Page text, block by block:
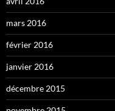
mars 2016
février 2016
janvier 2016
décembre 2015